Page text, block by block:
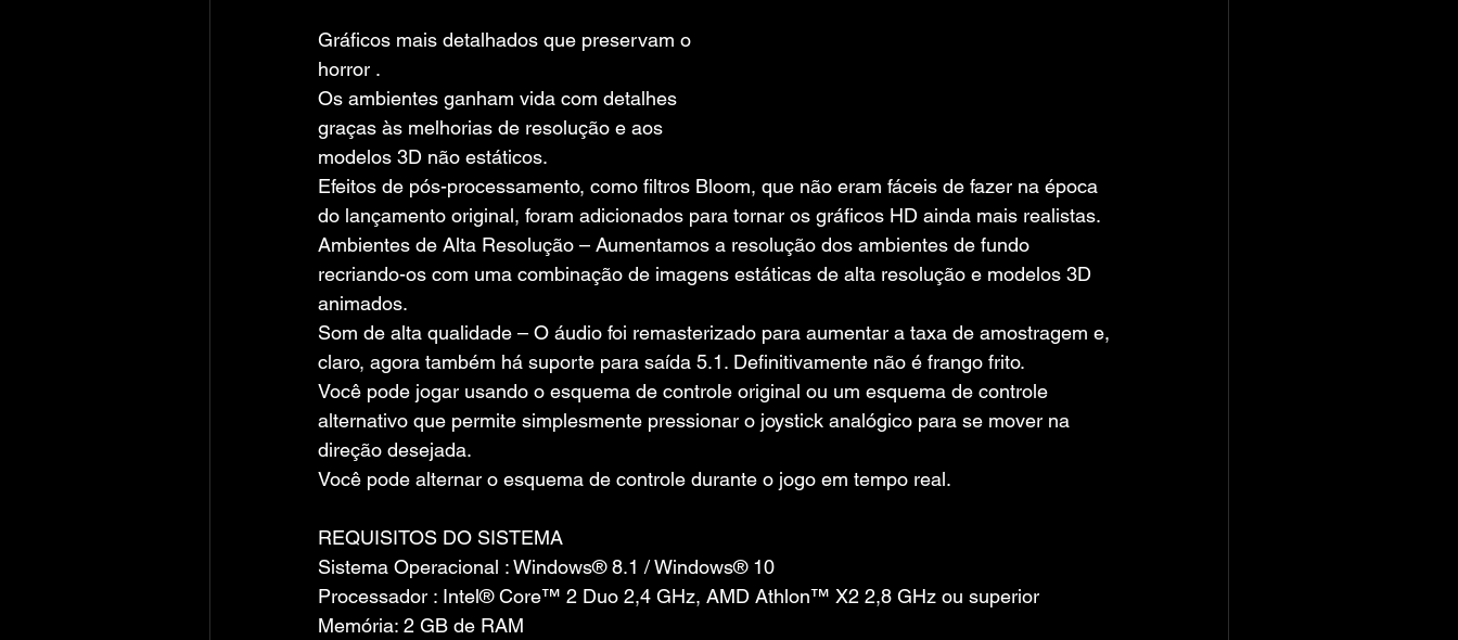
Gráficos mais detalhados que preservam o
horror .
Os ambientes ganham vida com detalhes
graças às melhorias de resolução e aos
modelos 3D não estáticos.
Efeitos de pós-processamento, como filtros Bloom, que não eram fáceis de fazer na época
do lançamento original, foram adicionados para tornar os gráficos HD ainda mais realistas.
Ambientes de Alta Resolução – Aumentamos a resolução dos ambientes de fundo
recriando-os com uma combinação de imagens estáticas de alta resolução e modelos 3D
animados.
Som de alta qualidade – O áudio foi remasterizado para aumentar a taxa de amostragem e,
claro, agora também há suporte para saída 5.1. Definitivamente não é frango frito.
Você pode jogar usando o esquema de controle original ou um esquema de controle
alternativo que permite simplesmente pressionar o joystick analógico para se mover na
direção desejada.
Você pode alternar o esquema de controle durante o jogo em tempo real.
REQUISITOS DO SISTEMA
Sistema Operacional : Windows® 8.1 / Windows® 10
Processador : Intel® Core™ 2 Duo 2,4 GHz, AMD Athlon™ X2 2,8 GHz ou superior
Memória: 2 GB de RAM